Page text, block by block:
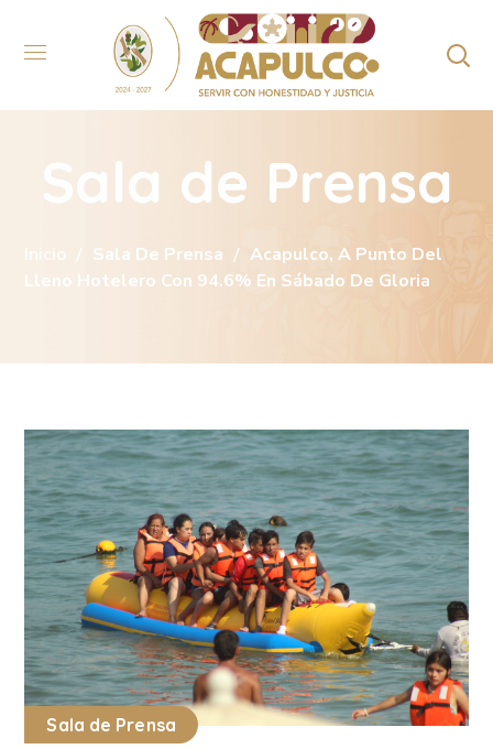
Sala de Prensa
Inicio Sala De Prensa
Acapulco, A Punto Del
Lleno Hotelero Con 94.6% En Sábado De Gloria
Sala de Prensa